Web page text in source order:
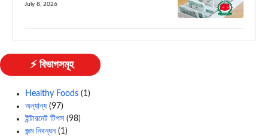
July 8, 2026
⚡ বিভাগসমূহ
Healthy Foods (1)
অন্যান্য (97)
ইন্টারনেট টিপস (98)
জন্ম নিবন্ধন(1)